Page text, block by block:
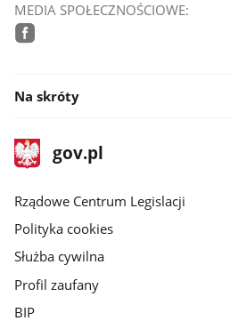
MEDIA SPOŁECZNOŚCIOWE:
Na skróty
stopka
gov.plStrona
gov.pl
Rządowe Centrum Legislacji
Polityka cookies
Służba cywilna
Profil zaufany
BIP